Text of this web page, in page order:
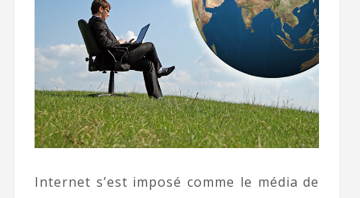
Internet s’est imposé comme le média de